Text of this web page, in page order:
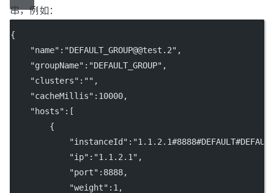
串，例如：
{
    "name":"DEFAULT_GROUP@@test.2",
    "groupName":"DEFAULT_GROUP",
    "clusters":"",
    "cacheMillis":10000,
    "hosts":[
        {
            "ip":"1.1.2.1",
            "port":8888,
            "weight":1,